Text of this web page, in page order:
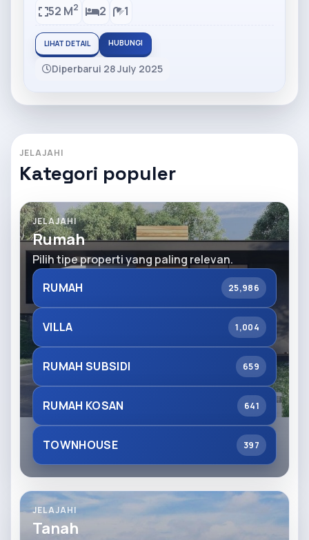
52 M2 2 1
LIHAT DETAIL HUBUNGI
Diperbarui 28 July 2025
JELAJAHI
Kategori populer
JELAJAHI
Rumah
Pilih tipe properti yang paling relevan.
RUMAH
25,986
VILLA 1,004
RUMAH SUBSIDI 659
RUMAH KOSAN 641
TOWNHOUSE 397
JELAJAHI
Tanah